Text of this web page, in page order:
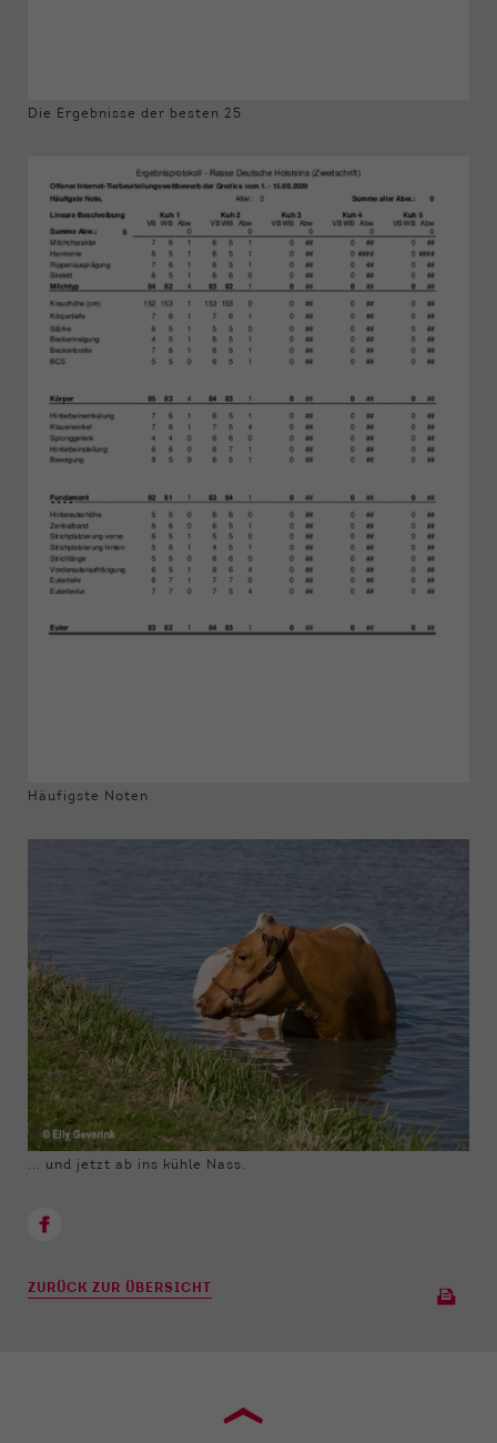
Die Ergebnisse der besten 25
Häufigste Noten
... und jetzt ab ins kühle Nass.
ZURÜCK ZUR ÜBERSICHT
›